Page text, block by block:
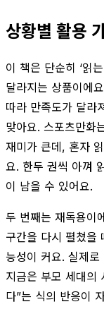
상황별 활용
이 책은 단순히 ‘읽
달라지는 상품이에
따라 만족도가 달라
맞아요. 스포츠만화
재미가 큰데, 혼자
요. 한두 권씩 아껴
이 남을 수 있어요.
두 번째는 재독용이
구간을 다시 펼쳤을
능성이 커요. 실제
지금은 부모 세대의
다”는 식의 반응이